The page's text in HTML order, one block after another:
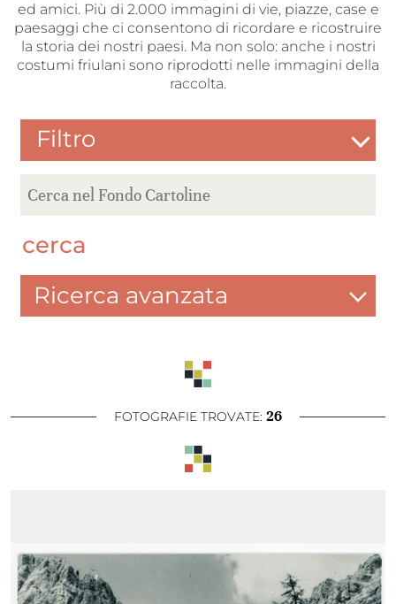
ed amici. Più di 2.000 immagini di vie, piazze, case e
paesaggi che ci consentono di ricordare e ricostruire
la storia dei nostri paesi. Ma non solo: anche i nostri
costumi friulani sono riprodotti nelle immagini della
raccolta.
Filtro
cerca
Ricerca avanzata
FOTOGRAFIE TROVATE: 26